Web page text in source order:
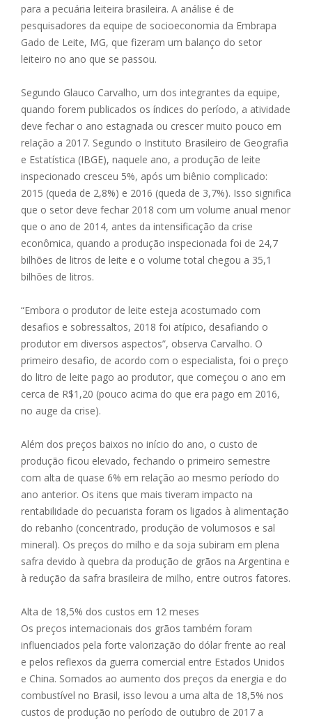
para a pecuária leiteira brasileira. A análise é de
pesquisadores da equipe de socioeconomia da Embrapa
Gado de Leite, MG, que fizeram um balanço do setor
leiteiro no ano que se passou.
Segundo Glauco Carvalho, um dos integrantes da equipe,
quando forem publicados os índices do período, a atividade
deve fechar o ano estagnada ou crescer muito pouco em
relação a 2017. Segundo o Instituto Brasileiro de Geografia
e Estatística (IBGE), naquele ano, a produção de leite
inspecionado cresceu 5%, após um biênio complicado:
2015 (queda de 2,8%) e 2016 (queda de 3,7%). Isso significa
que o setor deve fechar 2018 com um volume anual menor
que o ano de 2014, antes da intensificação da crise
econômica, quando a produção inspecionada foi de 24,7
bilhões de litros de leite e o volume total chegou a 35,1
bilhões de litros.
“Embora o produtor de leite esteja acostumado com
desafios e sobressaltos, 2018 foi atípico, desafiando o
produtor em diversos aspectos”, observa Carvalho. O
primeiro desafio, de acordo com o especialista, foi o preço
do litro de leite pago ao produtor, que começou o ano em
cerca de R$1,20 (pouco acima do que era pago em 2016,
no auge da crise).
Além dos preços baixos no início do ano, o custo de
produção ficou elevado, fechando o primeiro semestre
com alta de quase 6% em relação ao mesmo período do
ano anterior. Os itens que mais tiveram impacto na
rentabilidade do pecuarista foram os ligados à alimentação
do rebanho (concentrado, produção de volumosos e sal
mineral). Os preços do milho e da soja subiram em plena
safra devido à quebra da produção de grãos na Argentina e
à redução da safra brasileira de milho, entre outros fatores.
Alta de 18,5% dos custos em 12 meses
Os preços internacionais dos grãos também foram
influenciados pela forte valorização do dólar frente ao real
e pelos reflexos da guerra comercial entre Estados Unidos
e China. Somados ao aumento dos preços da energia e do
combustível no Brasil, isso levou a uma alta de 18,5% nos
custos de produção no período de outubro de 2017 a